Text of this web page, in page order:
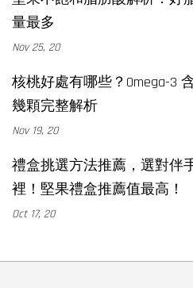
量最多
Nov 25, 20
核桃好處有哪些？Omega-3
幾顆完整解析
Nov 19, 20
禮盒挑選方法推薦，選對伴
裡！堅果禮盒推薦值最高！
Oct 17, 20